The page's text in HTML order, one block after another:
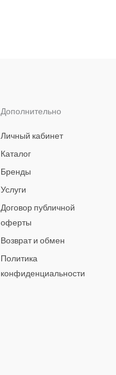
Дополнительно
Личный кабинет
Каталог
Бренды
Услуги
Договор публичной
оферты
Возврат и обмен
Политика
конфиденциальности